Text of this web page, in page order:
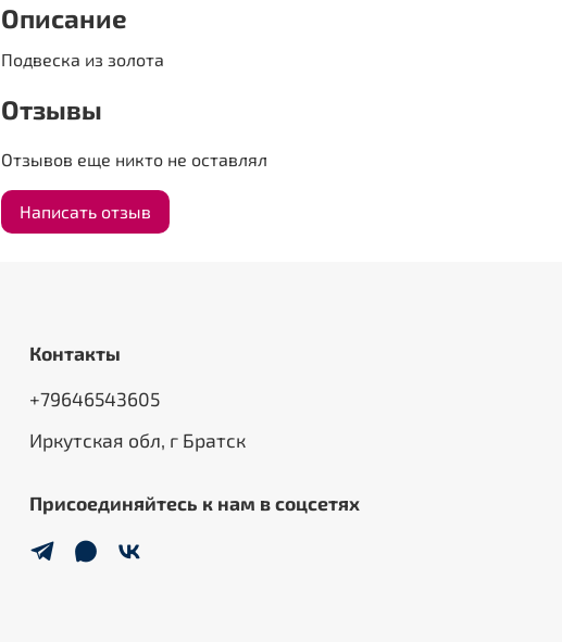
Описание
Подвеска из золота
Отзывы
Отзывов еще никто не оставлял
Написать отзыв
Контакты
+79646543605
Иркутская обл, г Братск
Присоединяйтесь к нам в соцсетях